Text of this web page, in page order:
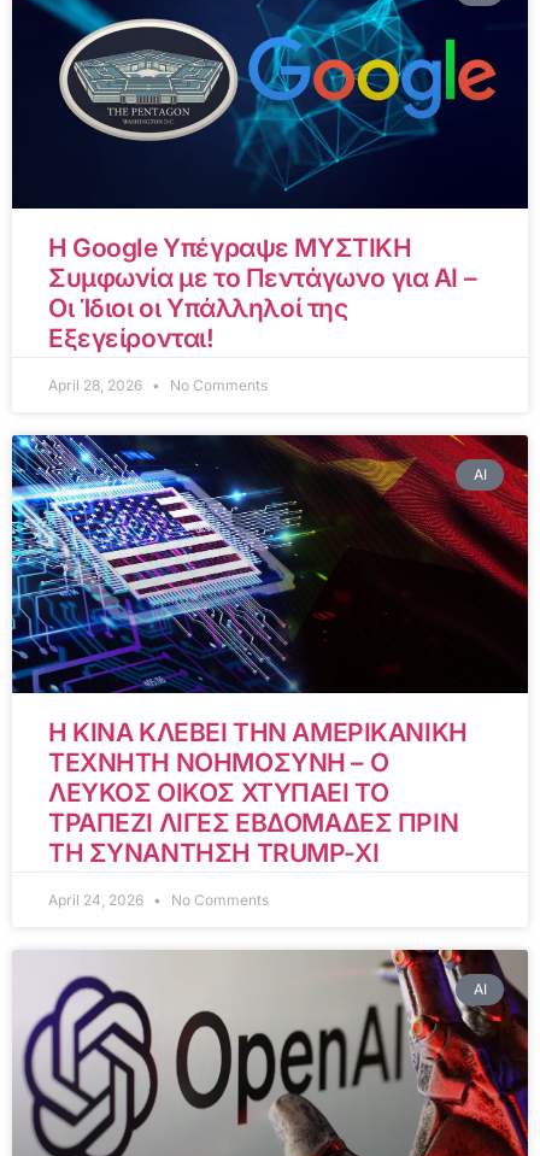
Η Google Υπέγραψε ΜΥΣΤΙΚΗ
Συμφωνία με το Πεντάγωνο για AI –
Οι Ίδιοι οι Υπάλληλοί της
Εξεγείρονται!
April 28, 2026 No Comments
AI
Η ΚΙΝΑ ΚΛΕΒΕΙ ΤΗΝ ΑΜΕΡΙΚΑΝΙΚΗ
ΤΕΧΝΗΤΗ ΝΟΗΜΟΣΥΝΗ – Ο
ΛΕΥΚΟΣ ΟΙΚΟΣ ΧΤΥΠΑΕΙ ΤΟ
ΤΡΑΠΕΖΙ ΛΙΓΕΣ ΕΒΔΟΜΑΔΕΣ ΠΡΙΝ
ΤΗ ΣΥΝΑΝΤΗΣΗ TRUMP-XI
April 24, 2026 No Comments
AI